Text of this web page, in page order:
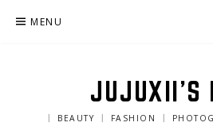
MENU
JUJUXII'S
｜ BEAUTY ｜ FASHION ｜